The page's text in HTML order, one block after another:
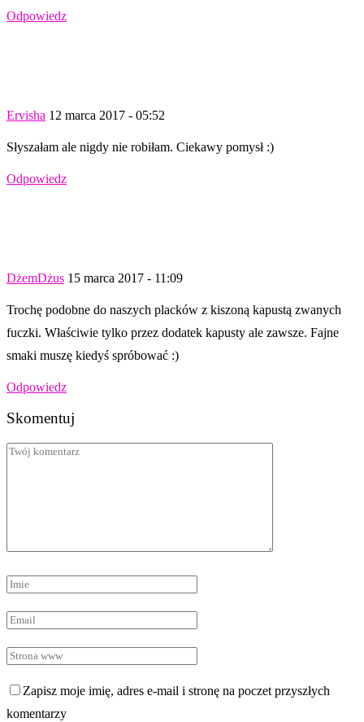
Odpowiedz
Ervisha 12 marca 2017 - 05:52
Słyszałam ale nigdy nie robiłam. Ciekawy pomysł :)
Odpowiedz
DżemDżus 15 marca 2017 - 11:09
Trochę podobne do naszych placków z kiszoną kapustą zwanych
fuczki. Właściwie tylko przez dodatek kapusty ale zawsze. Fajne
smaki muszę kiedyś spróbować :)
Odpowiedz
Skomentuj
Zapisz moje imię, adres e-mail i stronę na poczet przyszłych
komentarzy